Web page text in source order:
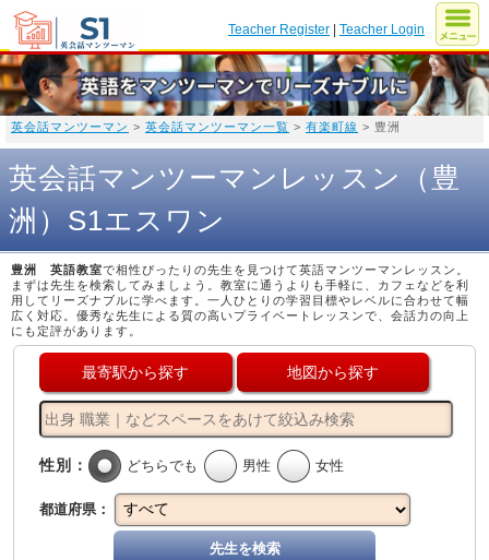
Teacher Register |Teacher Login
英会話マンツーマン > 英会話マンツーマン一覧 > 有楽町線 > 豊洲
英会話マンツーマンレッスン（豊
洲）S1エスワン
豊洲 英語教室で相性ぴったりの先生を見つけて英語マンツーマンレッスン。
まずは先生を検索してみましょう。教室に通うよりも手軽に、カフェなどを利
用してリーズナブルに学べます。一人ひとりの学習目標やレベルに合わせて幅
広く対応。優秀な先生による質の高いプライベートレッスンで、会話力の向上
にも定評があります。
最寄駅から探す 地図から探す
性別： どちらでも 男性 女性
都道府県：
先生を検索